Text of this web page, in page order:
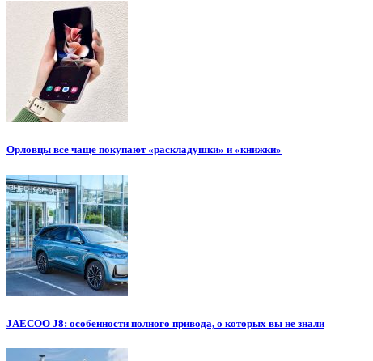
Орловцы все чаще покупают «раскладушки» и «книжки»
JAECOO J8: особенности полного привода, о которых вы не знали